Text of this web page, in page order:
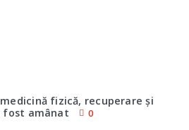
fizică, recuperare şi
fost amânat
0